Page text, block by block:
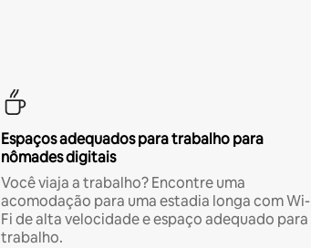
Espaços adequados para trabalho para
nômades digitais
Você viaja a trabalho? Encontre uma
acomodação para uma estadia longa com Wi-
Fi de alta velocidade e espaço adequado para
trabalho.